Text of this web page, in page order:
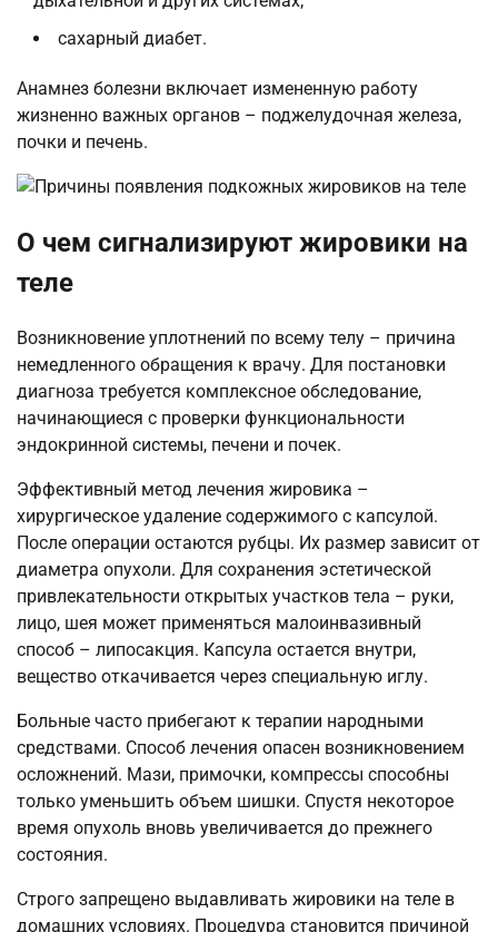
сахарный диабет.
Анамнез болезни включает измененную работу
жизненно важных органов – поджелудочная железа,
почки и печень.
О чем сигнализируют жировики на
теле
Возникновение уплотнений по всему телу – причина
немедленного обращения к врачу. Для постановки
диагноза требуется комплексное обследование,
начинающиеся с проверки функциональности
эндокринной системы, печени и почек.
Эффективный метод лечения жировика –
хирургическое удаление содержимого с капсулой.
После операции остаются рубцы. Их размер зависит от
диаметра опухоли. Для сохранения эстетической
привлекательности открытых участков тела – руки,
лицо, шея может применяться малоинвазивный
способ – липосакция. Капсула остается внутри,
вещество откачивается через специальную иглу.
Больные часто прибегают к терапии народными
средствами. Способ лечения опасен возникновением
осложнений. Мази, примочки, компрессы способны
только уменьшить объем шишки. Спустя некоторое
время опухоль вновь увеличивается до прежнего
состояния.
Строго запрещено выдавливать жировики на теле в
домашних условиях. Процедура становится причиной